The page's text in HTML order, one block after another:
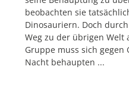
beobachten sie
Dinosauriern. Doch
Weg zu der übrigen
Gruppe muss sich
Nacht behaupten ...